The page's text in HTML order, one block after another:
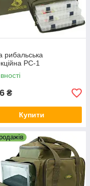
рибальська
РС-1
₴
Купити